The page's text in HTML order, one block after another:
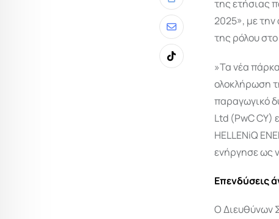
Print
Share
via
Email
Tiktok
της ετήσιας
2025», με την
της ρόλου
»Τα νέα
ολοκλήρωση
παραγωγικό
Ltd (PwC CY)
HELLENiQ
ενήργησε ως
Επενδύσεις
Ο Διευθύνων